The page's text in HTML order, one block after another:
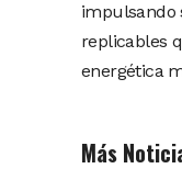
impulsando
replicables
energética
Más